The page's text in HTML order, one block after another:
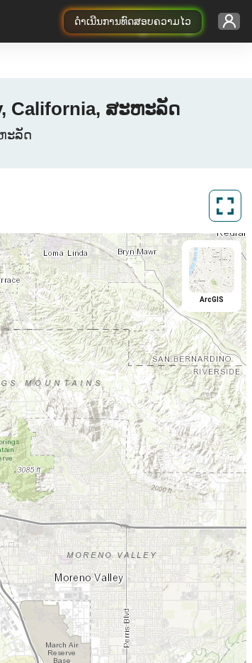
ດຳເນີນການທົດສອບຄວາມໄວ
California, ສະຫະລັດ
ະລັດ
ArcGIS